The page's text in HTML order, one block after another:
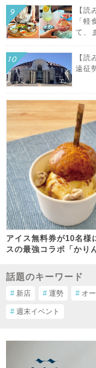
【
「
て、
【
遠征
アイス無料券が10名様
スの最強コラボ「かり
話題のキーワード
# 新店 # 運勢 # オ
# 週末イベント